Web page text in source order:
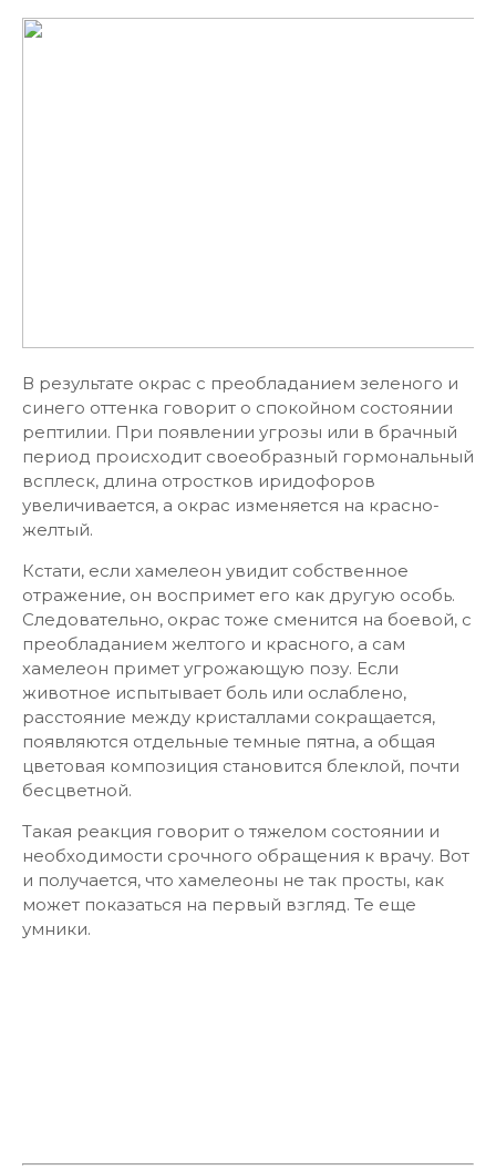
В результате окрас с преобладанием зеленого и
синего оттенка говорит о спокойном состоянии
рептилии. При появлении угрозы или в брачный
период происходит своеобразный гормональный
всплеск, длина отростков иридофоров
увеличивается, а окрас изменяется на красно-
желтый.
Кстати, если хамелеон увидит собственное
отражение, он воспримет его как другую особь.
Следовательно, окрас тоже сменится на боевой, с
преобладанием желтого и красного, а сам
хамелеон примет угрожающую позу. Если
животное испытывает боль или ослаблено,
расстояние между кристаллами сокращается,
появляются отдельные темные пятна, а общая
цветовая композиция становится блеклой, почти
бесцветной.
Такая реакция говорит о тяжелом состоянии и
необходимости срочного обращения к врачу. Вот
и получается, что хамелеоны не так просты, как
может показаться на первый взгляд. Те еще
умники.